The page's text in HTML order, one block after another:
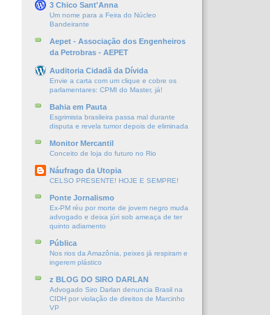
3 Chico Sant'Anna
Um nome para a Feira do Núcleo
Bandeirante
Aepet - Associação dos Engenheiros
da Petrobras - AEPET
Auditoria Cidadã da Dívida
Envie a carta com um clique e cobre os
parlamentares: CPMI do Master, já!
Bahia em Pauta
Esgrimista brasileira passa mal durante
disputa e revela tumor depois de eliminada
Monitor Mercantil
Conceito de loja do futuro no Rio
Náufrago da Utopia
CELSO PRESENTE! HOJE E SEMPRE!
Ponte Jornalismo
Ex-PM réu por morte de jovem negro muda
advogado e deixa júri sob ameaça de ter
quinto adiamento
Pública
Nos rios da Amazônia, peixes já respiram e
ingerem plástico
z BLOG DO SIRO DARLAN
Advogado Siro Darlan denuncia Brasil na
CIDH por violação de direitos de Marcinho
VP